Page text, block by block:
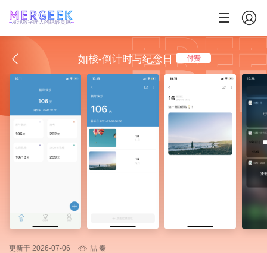
发现数字匠人的绝妙灵感
如梭-倒计时与纪念日 付费
更新于 2026-07-06 喆 秦